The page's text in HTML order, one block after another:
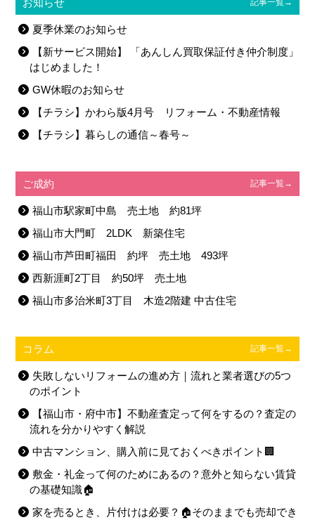
お知らせ 記事一覧→
夏季休業のお知らせ
【新サービス開始】 「あんしん買取保証付き仲介制度」
はじめました！
GW休暇のお知らせ
【チラシ】かわら版4月号 リフォーム・不動産情報
【チラシ】暮らしの通信～春号～
ご成約 記事一覧→
福山市駅家町中島 売土地 約81坪
福山市大門町 2LDK 新築住宅
福山市芦田町福田 約坪 売土地 493坪
西新涯町2丁目 約50坪 売土地
福山市多治米町3丁目 木造2階建 中古住宅
コラム 記事一覧→
失敗しないリフォームの進め方｜流れと業者選びの5つ
のポイント
【福山市・府中市】不動産査定って何をするの？査定の
流れを分かりやすく解説
中古マンション、購入前に見ておくべきポイント🏢
敷金・礼金って何のためにあるの？意外と知らない賃貸
の基礎知識🏠
家を売るとき、片付けは必要？🏠そのままでも売却でき